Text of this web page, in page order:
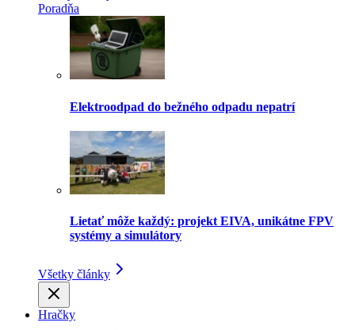
Poradňa
Elektroodpad do bežného odpadu nepatrí
Lietať môže každý: projekt EIVA, unikátne FPV
systémy a simulátory
Všetky články
Hračky